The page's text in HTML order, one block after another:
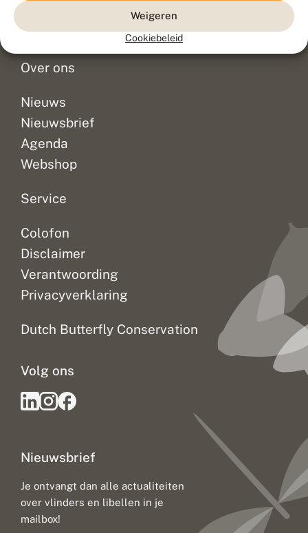
Weigeren
Cookiebeleid
Doneer
Over ons
Nieuws
Nieuwsbrief
Agenda
Webshop
Service
Colofon
Disclaimer
Verantwoording
Privacyverklaring
Dutch Butterfly Conservation
Nieuwsbrief
Je ontvangt dan alle actualiteiten
over vlinders en libellen in je
mailbox!
Volg ons